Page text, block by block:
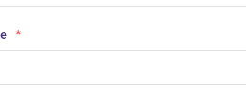
*